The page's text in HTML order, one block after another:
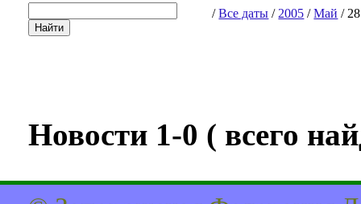
/Все даты / 2005 /Май / 28
Новости 1-0 ( всего